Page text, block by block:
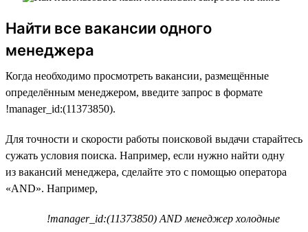
Найти все вакансии одного
менеджера
Когда необходимо просмотреть вакансии, размещённые
определённым менеджером, введите запрос в формате
!manager_id:(11373850).
Для точности и скорости работы поисковой выдачи старайтесь
сужать условия поиска. Например, если нужно найти одну
из вакансий менеджера, сделайте это с помощью оператора
«AND». Например,
!manager_id:(11373850) AND менеджер холодные